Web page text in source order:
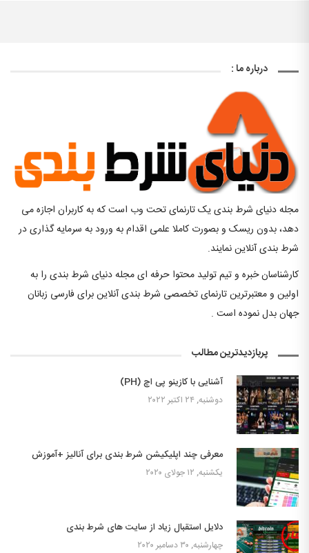
درباره ما :
مجله دنیای شرط بندی یک تارنمای تحت وب است که به کاربران اجازه می
دهد، بدون ریسک و بصورت کاملا علمی اقدام به ورود به سرمایه گذاری در
شرط بندی آنلاین نمایند.
کارشناسان خبره و تیم تولید محتوا حرفه ای مجله دنیای شرط بندی را به
اولین و معتبرترین تارنمای تخصصی شرط بندی آنلاین برای فارسی زبانان
جهان بدل نموده است .
پربازدیدترین مطالب
آشنایی با کازینو پی اچ (PH)
دوشنبه, ۲۴ اکتبر ۲۰۲۲
معرفی چند اپلیکیشن شرط بندی برای آنالیز +آموزش
یکشنبه, ۱۲ جولای ۲۰۲۰
دلایل استقبال زیاد از سایت های شرط بندی
چهارشنبه, ۳۰ دسامبر ۲۰۲۰